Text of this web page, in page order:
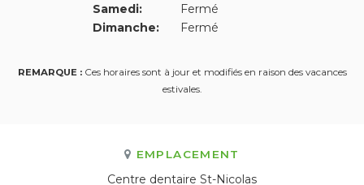
Samedi:
Fermé
Dimanche:
Fermé
REMARQUE :Ces horaires sont à jour et modifiés en raison des vacances
estivales.
EMPLACEMENT
Centre dentaire St-Nicolas